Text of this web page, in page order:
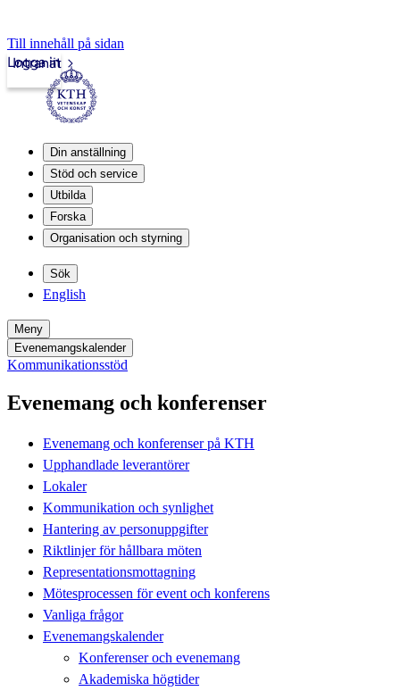
Till innehåll på sidan
Intranät
Logga in
Din anställning
Stöd och service
Utbilda
Forska
Organisation och styrning
Sök
English
Meny
Evenemangskalender
Kommunikationsstöd
Evenemang och konferenser
Evenemang och konferenser på KTH
Upphandlade leverantörer
Lokaler
Kommunikation och synlighet
Hantering av personuppgifter
Riktlinjer för hållbara möten
Representationsmottagning
Mötesprocessen för event och konferens
Vanliga frågor
Evenemangskalender
Konferenser och evenemang
Akademiska högtider